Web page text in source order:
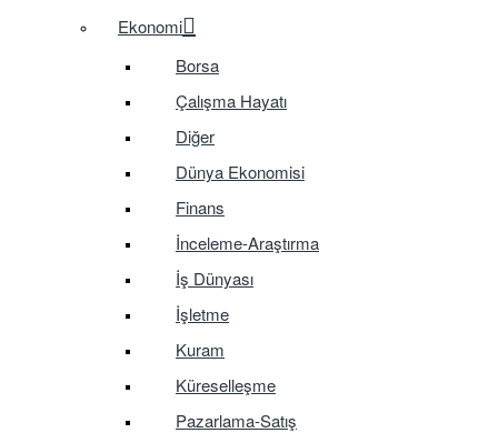
Ekonomi
Borsa
Çalışma Hayatı
Diğer
Dünya Ekonomisi
Finans
İnceleme-Araştırma
İş Dünyası
İşletme
Kuram
Küreselleşme
Pazarlama-Satış